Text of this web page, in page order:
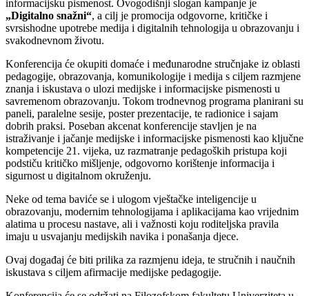
informacijsku pismenost. Ovogodišnji slogan kampanje je
„Digitalno snažni“, a cilj je promocija odgovorne, kritičke i
svrsishodne upotrebe medija i digitalnih tehnologija u obrazovanju i
svakodnevnom životu.
Konferencija će okupiti domaće i međunarodne stručnjake iz oblasti
pedagogije, obrazovanja, komunikologije i medija s ciljem razmjene
znanja i iskustava o ulozi medijske i informacijske pismenosti u
savremenom obrazovanju. Tokom trodnevnog programa planirani su
paneli, paralelne sesije, poster prezentacije, te radionice i sajam
dobrih praksi. Poseban akcenat konferencije stavljen je na
istraživanje i jačanje medijske i informacijske pismenosti kao ključne
kompetencije 21. vijeka, uz razmatranje pedagoških pristupa koji
podstiču kritičko mišljenje, odgovorno korištenje informacija i
sigurnost u digitalnom okruženju.
Neke od tema baviće se i ulogom vještačke inteligencije u
obrazovanju, modernim tehnologijama i aplikacijama kao vrijednim
alatima u procesu nastave, ali i važnosti koju roditeljska pravila
imaju u usvajanju medijskih navika i ponašanja djece.
Ovaj događaj će biti prilika za razmjenu ideja, te stručnih i naučnih
iskustava s ciljem afirmacije medijske pedagogije.